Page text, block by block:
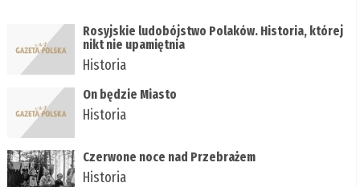
Rosyjskie ludobójstwo Polaków. Historia, której
nikt nie upamiętnia
Historia
On będzie Miasto
Historia
Czerwone noce nad Przebrażem
Historia